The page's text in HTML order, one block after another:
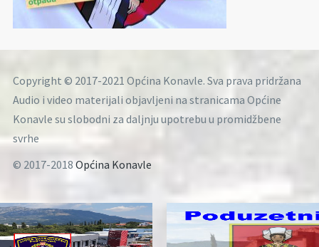
Copyright © 2017-2021 Općina Konavle. Sva prava pridržana
Audio i video materijali objavljeni na stranicama Općine
Konavle su slobodni za daljnju upotrebu u promidžbene
svrhe
© 2017-2018 Općina Konavle